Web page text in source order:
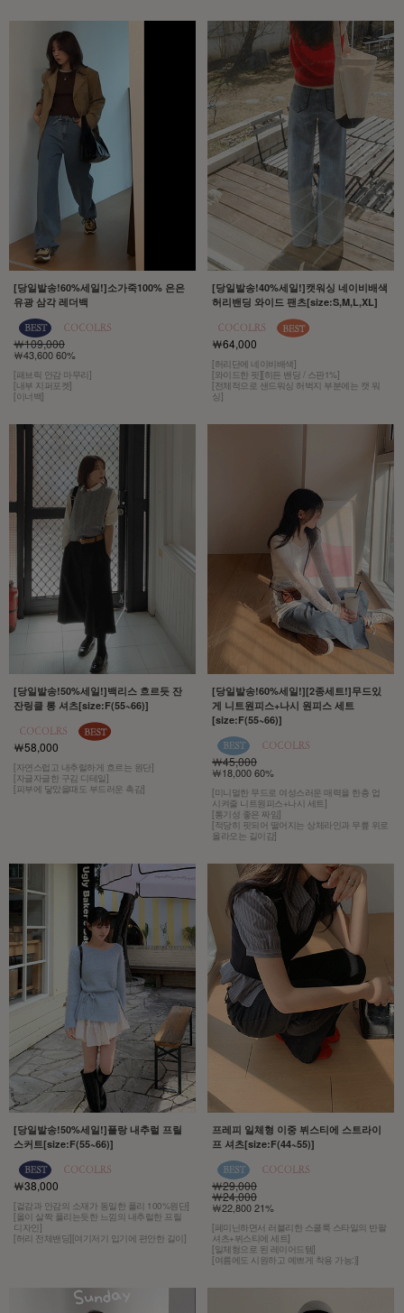
[당일발송!60%세일!]소가죽100% 은은
유광 삼각 레더백
￦109,000
￦43,600 60%
[패브릭 안감 마무리]
[내부 지퍼포켓]
[이너백]
[당일발송!40%세일!]캣워싱 네이비배색
허리밴딩 와이드 팬츠[size:S,M,L,XL]
￦64,000
[허리단에 네이비배색]
[와이드한 핏][히든 밴딩 / 스판1%]
[전체적으로 샌드워싱 허벅지 부분에는 캣 워
싱]
[당일발송!50%세일!]백리스 흐르듯 잔
잔링클 롱 셔츠[size:F(55~66)]
￦58,000
[자연스럽고 내추럴하게 흐르는 원단]
[자글자글한 구김 디테일]
[피부에 닿았을때도 부드러운 촉감]
[당일발송!60%세일!][2종세트!]무드있
게 니트원피스+나시 원피스 세트
[size:F(55~66)]
￦45,000
￦18,000 60%
[미니멀한 무드로 여성스러운 매력을 한층 업
시켜줄 니트원피스+나시 세트]
[통기성 좋은 짜임]
[적당히 핏되어 떨어지는 상체라인과 무릎 위로
올라오는 길이감]
[당일발송!50%세일!]플랑 내추럴 프릴
스커트[size:F(55~66)]
￦38,000
[겉감과 안감의 소재가 동일한 폴리 100%원단]
[올이 살짝 풀리는듯한 느낌의 내추럴한 프릴
디자인]
[허리 전체밴딩][여기저기 입기에 편안한 길이]
프레피 일체형 이중 뷔스티에 스트라이
프 셔츠[size:F(44~55)]
￦29,000
￦24,000
￦22,800 21%
[페미닌하면서 러블리한 스쿨룩 스타일의 반팔
셔츠+뷔스티에 세트]
[일체형으로 된 레이어드템]
[여름에도 시원하고 예쁘게 착용 가능:)]